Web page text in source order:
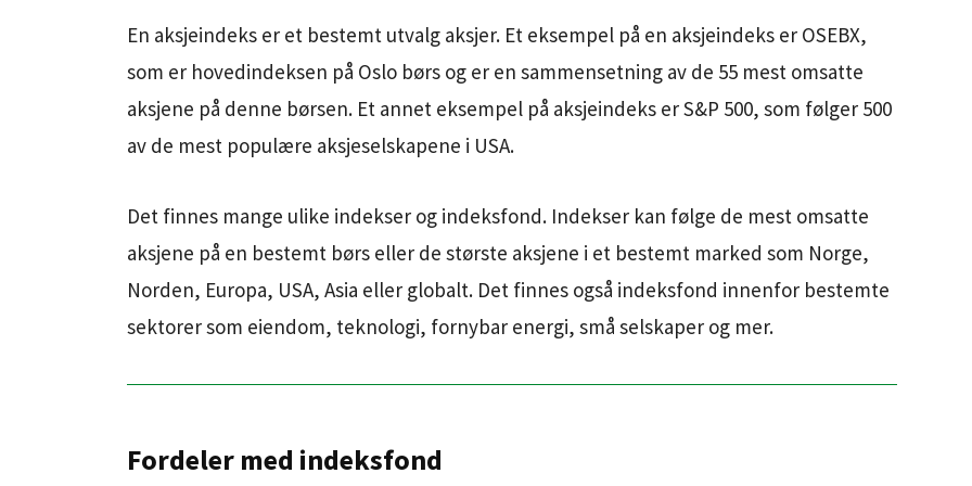
En aksjeindeks er et bestemt utvalg aksjer. Et eksempel på en aksjeindeks er OSEBX,
som er hovedindeksen på Oslo børs og er en sammensetning av de 55 mest omsatte
aksjene på denne børsen. Et annet eksempel på aksjeindeks er S&P 500, som følger 500
av de mest populære aksjeselskapene i USA.
Det finnes mange ulike indekser og indeksfond. Indekser kan følge de mest omsatte
aksjene på en bestemt børs eller de største aksjene i et bestemt marked som Norge,
Norden, Europa, USA, Asia eller globalt. Det finnes også indeksfond innenfor bestemte
sektorer som eiendom, teknologi, fornybar energi, små selskaper og mer.
Fordeler med indeksfond